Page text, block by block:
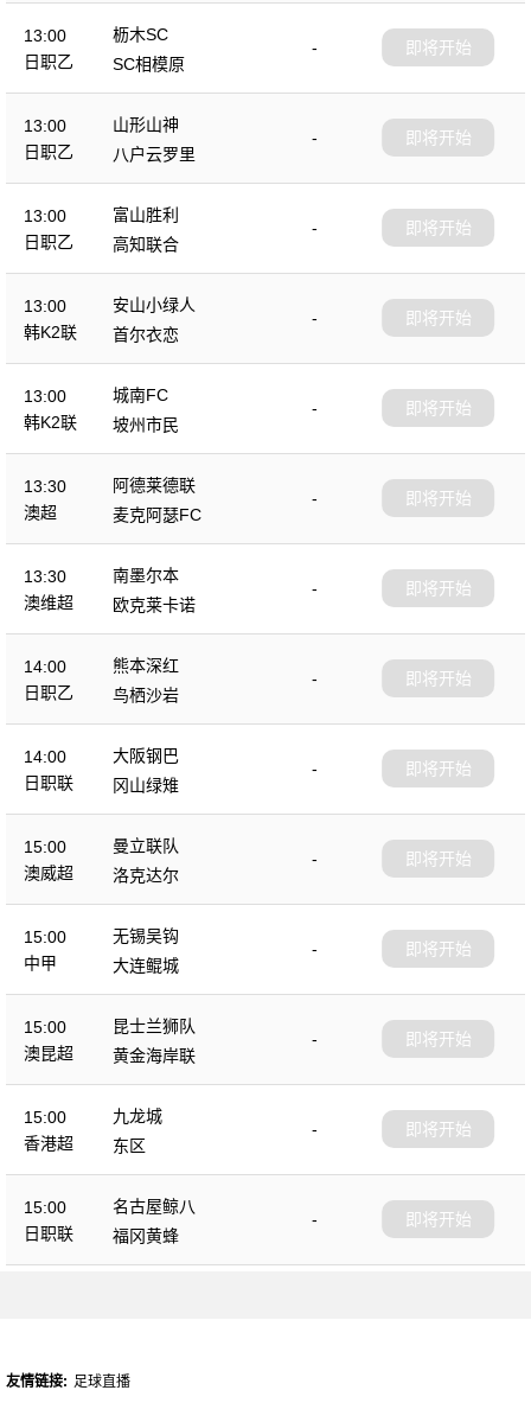
13:00
日职乙
枥木SC
-
SC相模原
即将开始
13:00
日职乙
山形山神
-
八户云罗里
即将开始
13:00
日职乙
富山胜利
-
高知联合
即将开始
13:00
韩K2联
安山小绿人
-
首尔衣恋
即将开始
13:00
韩K2联
城南FC
-
坡州市民
即将开始
13:30
澳超
阿德莱德联
-
麦克阿瑟FC
即将开始
13:30
澳维超
南墨尔本
-
欧克莱卡诺
即将开始
14:00
日职乙
熊本深红
-
鸟栖沙岩
即将开始
14:00
日职联
大阪钢巴
-
冈山绿雉
即将开始
15:00
澳威超
曼立联队
-
洛克达尔
即将开始
15:00
中甲
无锡吴钩
-
大连鲲城
即将开始
15:00
澳昆超
昆士兰狮队
-
黄金海岸联
即将开始
15:00
香港超
九龙城
-
东区
即将开始
15:00
日职联
名古屋鲸八
-
福冈黄蜂
即将开始
友情链接: 足球直播